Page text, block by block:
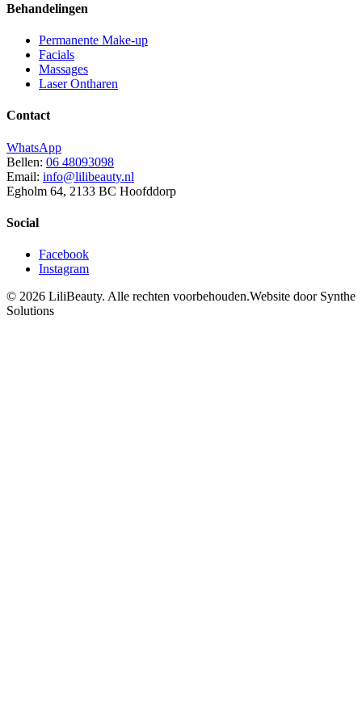
Behandelingen
Permanente Make-up
Facials
Massages
Laser Ontharen
Contact
WhatsApp
Bellen: 06 48093098
Email: info@lilibeauty.nl
Egholm 64, 2133 BC Hoofddorp
Social
Facebook
Instagram
© 2026 LiliBeauty. Alle rechten voorbehouden.Website door Synthe
Solutions